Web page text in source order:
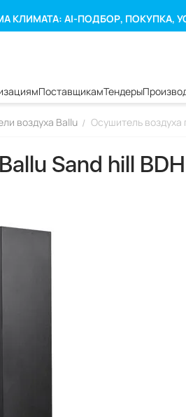
КЛИМАТА: AI-ПОДБОР, ПОКУПКА,
ПоставщикамТендеры
воздуха Ballu / Осушитель воздуха
Sand hill